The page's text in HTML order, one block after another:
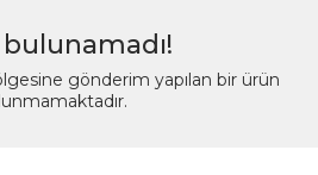
gönderim yapılan bir ürün